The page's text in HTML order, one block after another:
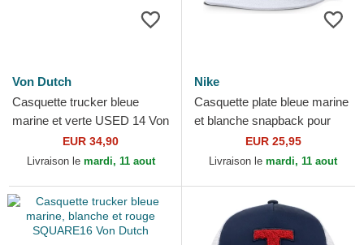
Von Dutch
Casquette trucker bleue
marine et verte USED 14 Von
EUR 34,90
Livraison le mardi, 11 aout
Nike
Casquette plate bleue marine
et blanche snapback pour
enfant Dri-Fit Pro Structured
Square Bill...
EUR 25,95
Livraison le mardi, 11 aout